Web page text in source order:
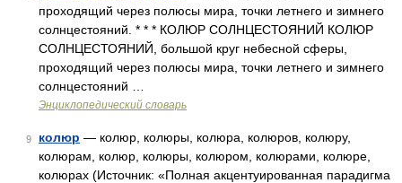
проходящий через полюсы мира, точки летнего и зимнего
солнцестояний. * * * КОЛЮР СОЛНЦЕСТОЯНИЙ КОЛЮР
СОЛНЦЕСТОЯНИЙ, большой круг небесной сферы,
проходящий через полюсы мира, точки летнего и зимнего
солнцестояний …
Энциклопедический словарь
9 колюр — колюр, колюры, колюра, колюров, колюру,
колюрам, колюр, колюры, колюром, колюрами, колюре,
колюрах (Источник: «Полная акцентуированная парадигма